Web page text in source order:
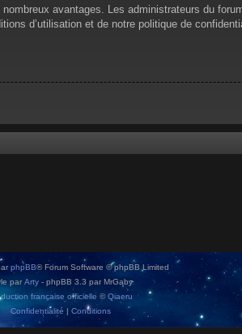
avantages. Les administrateurs du
d’utilisation et de notre politique de
phpBB® Forum Software © phpBB Limited
par Arty - phpBB 3.3 par MrGaby
française officielle ©Qiaeru
Confidentialité | Conditions